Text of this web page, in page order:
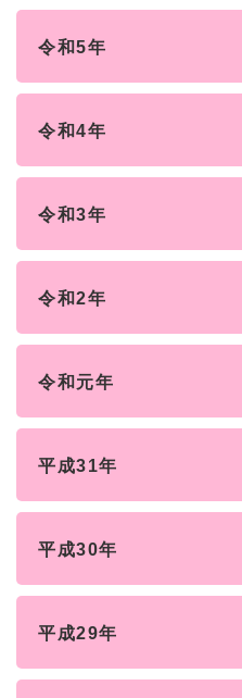
令和5年
令和4年
令和3年
令和2年
令和元年
平成31年
平成30年
平成29年